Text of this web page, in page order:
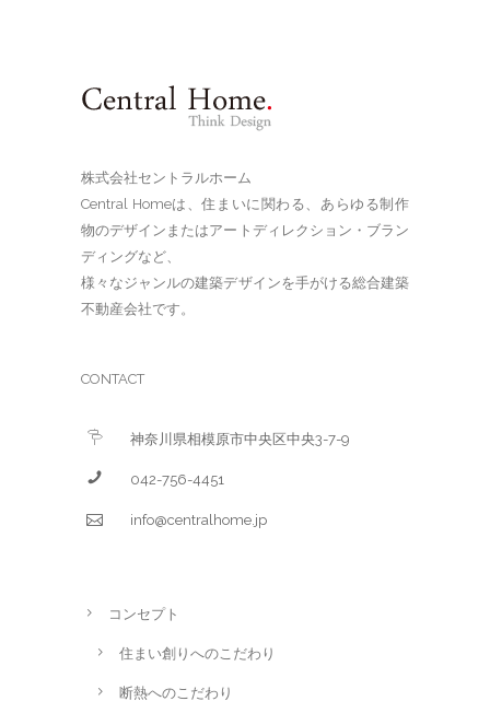
株式会社セントラルホーム
Central Homeは、住まいに関わる、あらゆる制作
物のデザインまたはアートディレクション・ブラン
ディングなど、
様々なジャンルの建築デザインを手がける総合建築
不動産会社です。
CONTACT
神奈川県相模原市中央区中央3-7-9
042-756-4451
info@centralhome.jp
コンセプト
住まい創りへのこだわり
断熱へのこだわり